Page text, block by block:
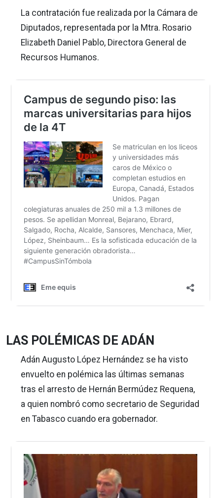
La contratación fue realizada por la Cámara de
Diputados, representada por la Mtra. Rosario
Elizabeth Daniel Pablo, Directora General de
Recursos Humanos.
LAS POLÉMICAS DE ADÁN
Adán Augusto López Hernández se ha visto
envuelto en polémica las últimas semanas
tras el arresto de Hernán Bermúdez Requena,
a quien nombró como secretario de Seguridad
en Tabasco cuando era gobernador.